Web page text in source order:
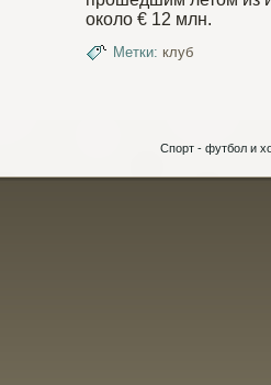
около € 12 млн.
Метки: клуб
Спорт - футбол и